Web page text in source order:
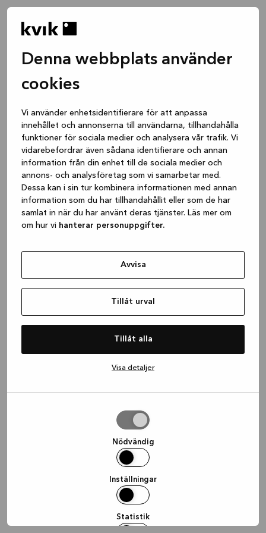
Denna webbplats använder
cookies
Vi använder enhetsidentifierare för att anpassa
innehållet och annonserna till användarna, tillhandahålla
funktioner för sociala medier och analysera vår trafik. Vi
vidarebefordrar även sådana identifierare och annan
information från din enhet till de sociala medier och
annons- och analysföretag som vi samarbetar med.
Dessa kan i sin tur kombinera informationen med annan
information som du har tillhandahållit eller som de har
samlat in när du har använt deras tjänster. Läs mer om
om hur vi hanterar personuppgifter.
Avvisa
Tillåt urval
Tillåt alla
Visa detaljer
Nödvändig
Inställningar
Statistik
(see the browser console for more
information).